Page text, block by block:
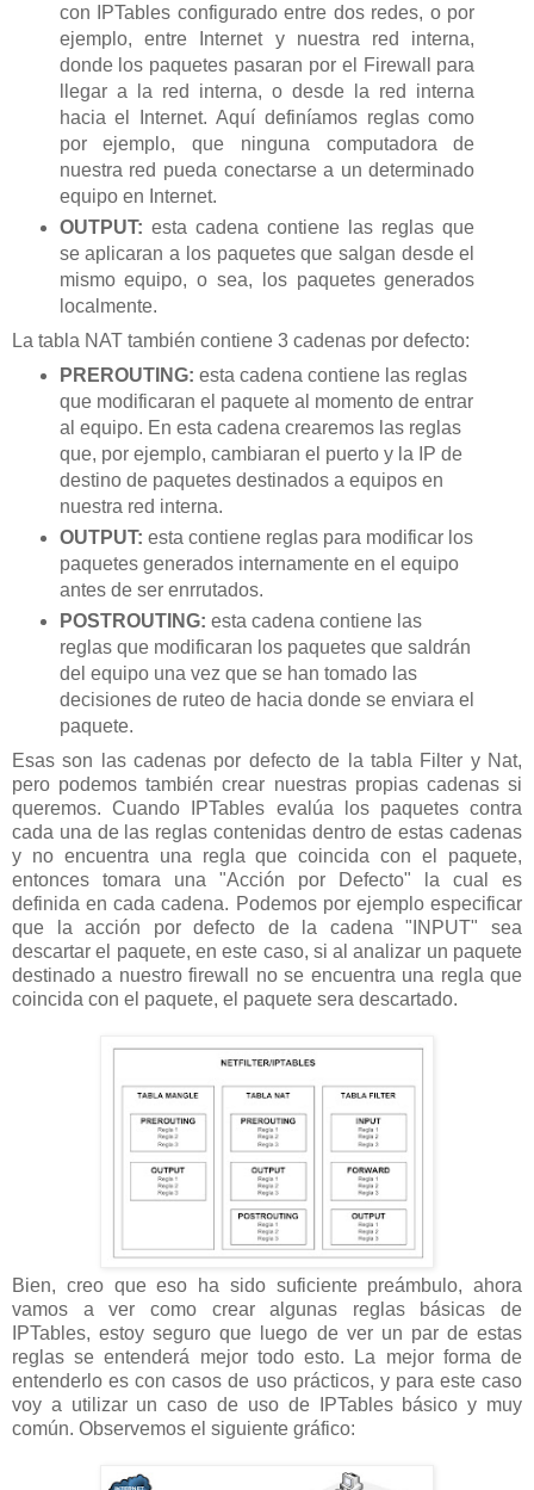
con IPTables configurado entre dos redes, o por
ejemplo, entre Internet y nuestra red interna,
donde los paquetes pasaran por el Firewall para
llegar a la red interna, o desde la red interna
hacia el Internet. Aquí definíamos reglas como
por ejemplo, que ninguna computadora de
nuestra red pueda conectarse a un determinado
equipo en Internet.
OUTPUT: esta cadena contiene las reglas que
se aplicaran a los paquetes que salgan desde el
mismo equipo, o sea, los paquetes generados
localmente.
La tabla NAT también contiene 3 cadenas por defecto:
PREROUTING: esta cadena contiene las reglas
que modificaran el paquete al momento de entrar
al equipo. En esta cadena crearemos las reglas
que, por ejemplo, cambiaran el puerto y la IP de
destino de paquetes destinados a equipos en
nuestra red interna.
OUTPUT: esta contiene reglas para modificar los
paquetes generados internamente en el equipo
antes de ser enrrutados.
POSTROUTING: esta cadena contiene las
reglas que modificaran los paquetes que saldrán
del equipo una vez que se han tomado las
decisiones de ruteo de hacia donde se enviara el
paquete.
Esas son las cadenas por defecto de la tabla Filter y Nat,
pero podemos también crear nuestras propias cadenas si
queremos. Cuando IPTables evalúa los paquetes contra
cada una de las reglas contenidas dentro de estas cadenas
y no encuentra una regla que coincida con el paquete,
entonces tomara una "Acción por Defecto" la cual es
definida en cada cadena. Podemos por ejemplo especificar
que la acción por defecto de la cadena "INPUT" sea
descartar el paquete, en este caso, si al analizar un paquete
destinado a nuestro firewall no se encuentra una regla que
coincida con el paquete, el paquete sera descartado.
Bien, creo que eso ha sido suficiente preámbulo, ahora
vamos a ver como crear algunas reglas básicas de
IPTables, estoy seguro que luego de ver un par de estas
reglas se entenderá mejor todo esto. La mejor forma de
entenderlo es con casos de uso prácticos, y para este caso
voy a utilizar un caso de uso de IPTables básico y muy
común. Observemos el siguiente gráfico: